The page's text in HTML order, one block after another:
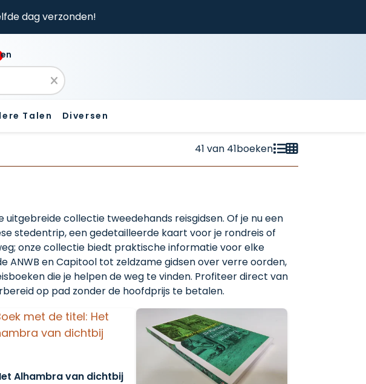
dag verzonden!
Talen Diversen
41 van 41boeken
uitgebreide collectie tweedehands reisgidsen. Of je nu een
stedentrip, een gedetailleerde kaart voor je rondreis of
onze collectie biedt praktische informatie voor elke
ANWB en Capitool tot zeldzame gidsen over verre oorden,
die je helpen de weg te vinden. Profiteer direct van
op pad zonder de hoofdprijs te betalen.
Alhambra van dichtbij